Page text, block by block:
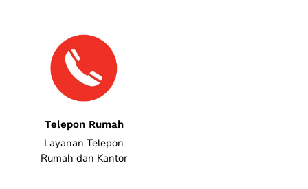
Telepon Rumah
Layanan Telepon
Rumah dan Kantor